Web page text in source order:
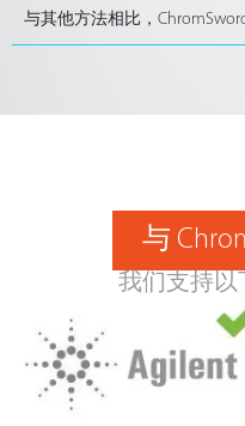
与其他方法相比，
与
我们支持以